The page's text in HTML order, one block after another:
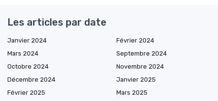
Les articles par date
Janvier 2024
Février 2024
Mars 2024
Septembre 2024
Octobre 2024
Novembre 2024
Décembre 2024
Janvier 2025
Février 2025
Mars 2025